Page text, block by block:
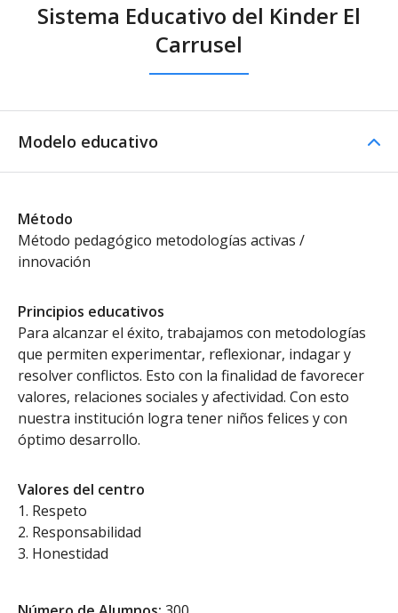
Sistema Educativo del Kinder El
Carrusel
Modelo educativo
Método
Método pedagógico metodologías activas /
innovación
Principios educativos
Para alcanzar el éxito, trabajamos con metodologías
que permiten experimentar, reflexionar, indagar y
resolver conflictos. Esto con la finalidad de favorecer
valores, relaciones sociales y afectividad. Con esto
nuestra institución logra tener niños felices y con
óptimo desarrollo.
Valores del centro
Respeto
Responsabilidad
Honestidad